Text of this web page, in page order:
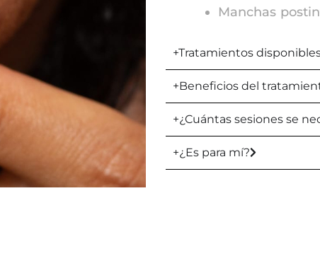
Manchas
+Tratamientos
+Beneficios del
+¿Cuántas sesiones se
+¿Es para mí?